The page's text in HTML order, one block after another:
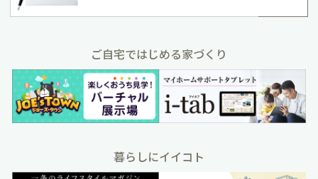
ご自宅ではじめる家づくり
暮らしにイイコト